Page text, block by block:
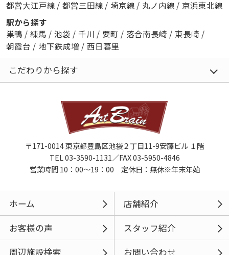
都営大江戸線 / 都営三田線 / 埼京線 / 丸ノ内線 / 京浜東北線
駅から探す
巣鴨 / 練馬 / 池袋 / 千川 / 要町 / 落合南長崎 / 東長崎 /
朝霞台 / 地下鉄成増 / 西日暮里
こだわりから探す
〒171-0014 東京都豊島区池袋２丁目11-9安藤ビル １階
TEL 03-3590-1131／FAX 03-5950-4846
営業時間 10：00～19：00 定休日：無休※年末年始
ホーム
店舗紹介
お客様の声
スタッフ紹介
周辺施設検索
お問い合わせ